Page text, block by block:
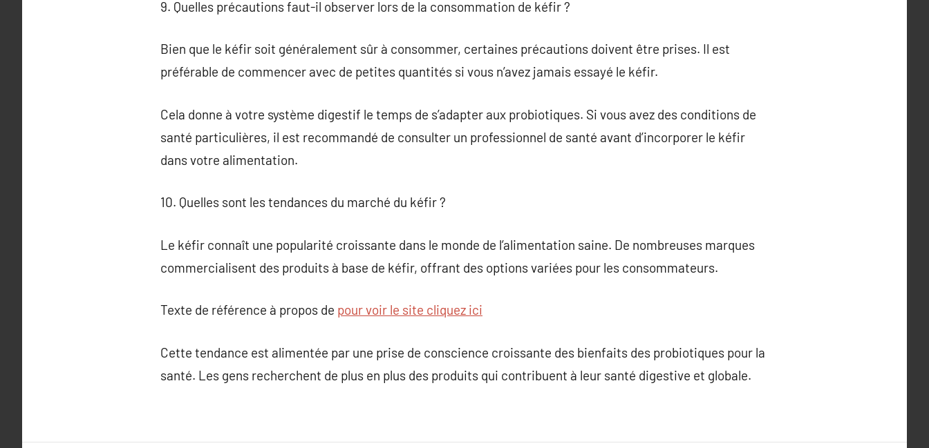
9. Quelles précautions faut-il observer lors de la consommation de kéfir ?
Bien que le kéfir soit généralement sûr à consommer, certaines précautions doivent être prises. Il est
préférable de commencer avec de petites quantités si vous n’avez jamais essayé le kéfir.
Cela donne à votre système digestif le temps de s’adapter aux probiotiques. Si vous avez des conditions de
santé particulières, il est recommandé de consulter un professionnel de santé avant d’incorporer le kéfir
dans votre alimentation.
10. Quelles sont les tendances du marché du kéfir ?
Le kéfir connaît une popularité croissante dans le monde de l’alimentation saine. De nombreuses marques
commercialisent des produits à base de kéfir, offrant des options variées pour les consommateurs.
Texte de référence à propos de pour voir le site cliquez ici
Cette tendance est alimentée par une prise de conscience croissante des bienfaits des probiotiques pour la
santé. Les gens recherchent de plus en plus des produits qui contribuent à leur santé digestive et globale.